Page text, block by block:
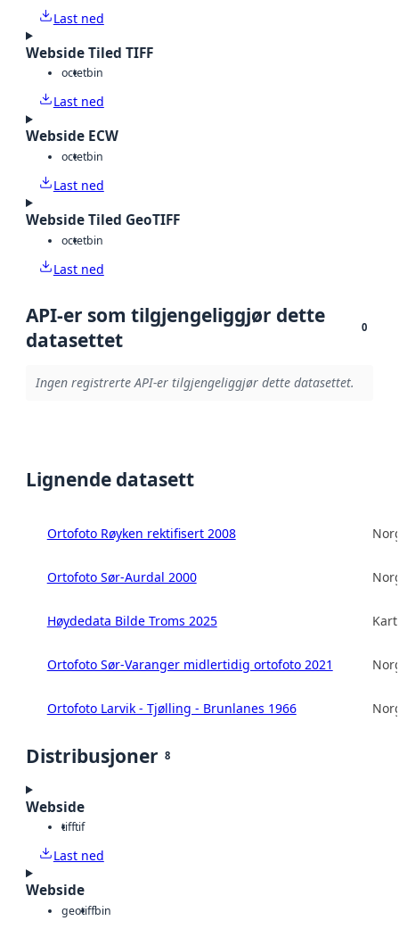
Last ned
Webside Tiled TIFF
octetbin
Last ned
Webside ECW
octetbin
Last ned
Webside Tiled GeoTIFF
octetbin
Last ned
API-er som tilgjengeliggjør dette
datasettet
0
Ingen registrerte API-er tilgjengeliggjør dette datasettet.
Lignende datasett
Ortofoto Røyken rektifisert 2008
Ortofoto Sør-Aurdal 2000
Høydedata Bilde Troms 2025
Ortofoto Sør-Varanger midlertidig ortofoto 2021
Ortofoto Larvik - Tjølling - Brunlanes 1966
Distribusjoner 8
Webside
tifftif
Last ned
Webside
geotiffbin